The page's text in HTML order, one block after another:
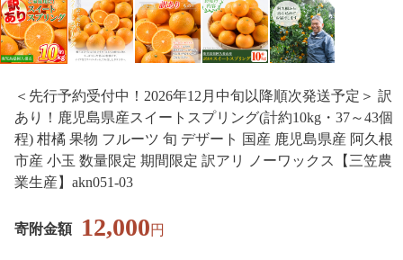
＜先行予約受付中！2026年12月中旬以降順次発送予定＞ 訳
あり！鹿児島県産スイートスプリング(計約10kg・37～43個
程) 柑橘 果物 フルーツ 旬 デザート 国産 鹿児島県産 阿久根
市産 小玉 数量限定 期間限定 訳アリ ノーワックス【三笠農
業生産】akn051-03
寄附金額 12,000円